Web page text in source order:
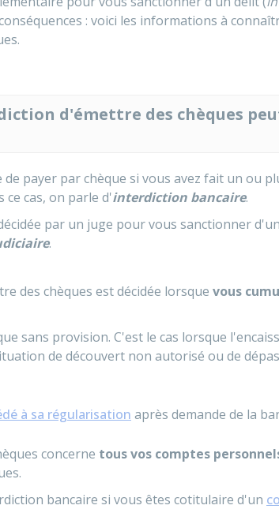
: voici les informations à
d'émettre des chèques
payer par chèque si vous avez fait un ou
ce cas, on parle d'interdiction bancaire.
par un juge pour vous sanctionner
.
des chèques est décidée lorsque vous
sans provision. C'est le cas lorsque
de découvert non autorisé ou de
à sa régularisation après demande de la
concerne tous vos comptes
bancaire si vous êtes cotitulaire d'un